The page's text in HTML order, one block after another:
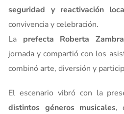
seguridad y reactivación
convivencia y celebración.
La prefecta Roberta
jornada y compartió con los
combinó arte, diversión y
El escenario vibró con la
distintos géneros musicales,